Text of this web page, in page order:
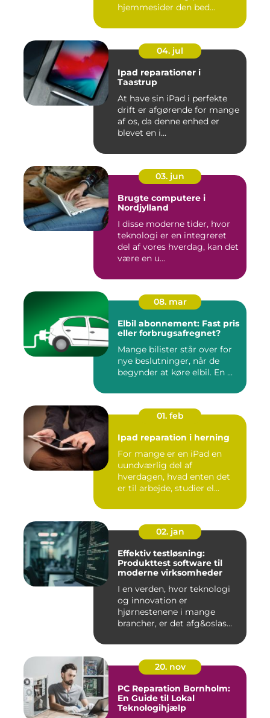
hjemmesider den bed...
04. jul
Ipad reparationer i
Taastrup
At have sin iPad i perfekte
drift er afgørende for mange
af os, da denne enhed er
blevet en i...
03. jun
Brugte computere i
Nordjylland
I disse moderne tider, hvor
teknologi er en integreret
del af vores hverdag, kan det
være en u...
08. mar
Elbil abonnement: Fast pris
eller forbrugsafregnet?
Mange bilister står over for
nye beslutninger, når de
begynder at køre elbil. En ...
01. feb
Ipad reparation i herning
For mange er en iPad en
uundværlig del af
hverdagen, hvad enten det
er til arbejde, studier el...
02. jan
Effektiv testløsning:
Produkttest software til
moderne virksomheder
I en verden, hvor teknologi
og innovation er
hjørnestenene i mange
brancher, er det afg&oslas...
20. nov
PC Reparation Bornholm:
En Guide til Lokal
Teknologihjælp